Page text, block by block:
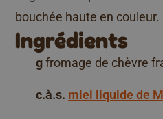
bouchée haute en couleur.
Ingrédients
g fromage de chèvre
c.à.s. miel liquide de